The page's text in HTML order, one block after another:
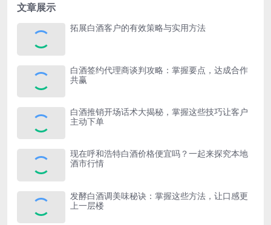
文章展示
拓展白酒客户的有效策略与实用方法
白酒签约代理商谈判攻略：掌握要点，达成合作
共赢
白酒推销开场话术大揭秘，掌握这些技巧让客户
主动下单
现在呼和浩特白酒价格便宜吗？一起来探究本地
酒市行情
发酵白酒调美味秘诀：掌握这些方法，让口感更
上一层楼